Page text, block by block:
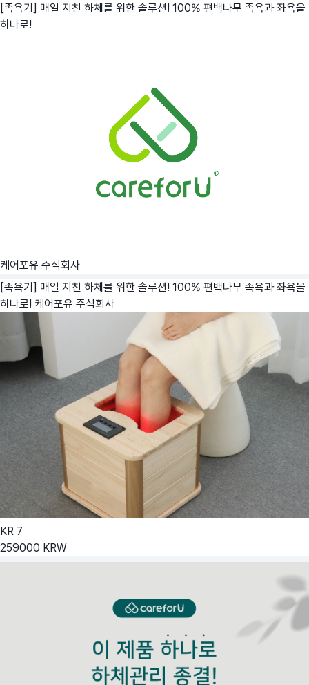
[족욕기] 매일 지친 하체를 위한 솔루션! 100% 편백나무 족욕과 좌욕을
하나로!
케어포유 주식회사
[족욕기] 매일 지친 하체를 위한 솔루션! 100% 편백나무 족욕과 좌욕을
하나로! 케어포유 주식회사
KR 7
259000 KRW